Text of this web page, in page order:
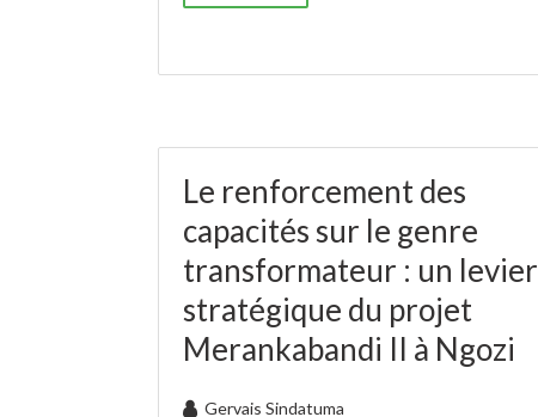
Le renforcement des
capacités sur le genre
transformateur : un levier
stratégique du projet
Merankabandi II à Ngozi
Gervais Sindatuma